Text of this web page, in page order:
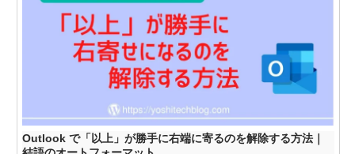
Outlook で「以上」が勝手に右端に寄るのを解除する方法｜